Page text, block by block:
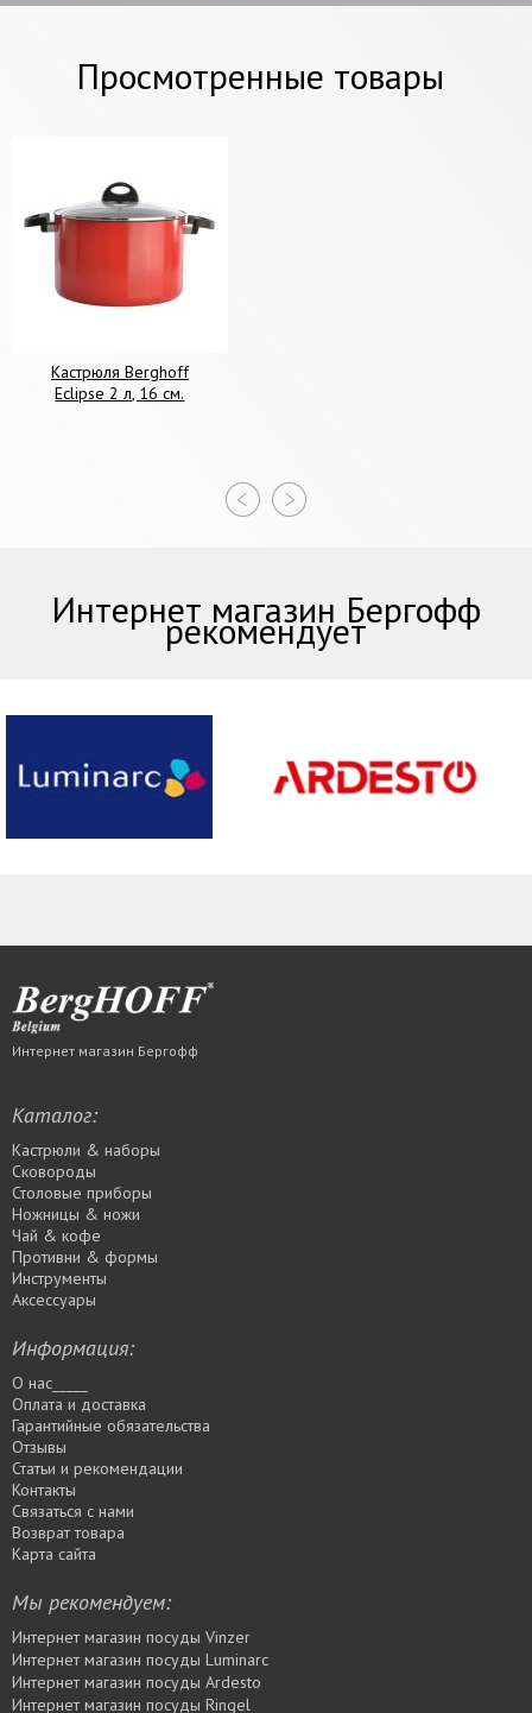
Просмотренные товары
Кастрюля Berghoff
Eclipse 2 л, 16 см.
Интернет магазин Бергофф
рекомендует
Интернет магазин Бергофф
Каталог:
Кастрюли & наборы
Сковороды
Столовые приборы
Ножницы & ножи
Чай & кофе
Противни & формы
Инструменты
Аксессуары
Информация:
О нас_____
Оплата и доставка
Гарантийные обязательства
Отзывы
Статьи и рекомендации
Контакты
Связаться с нами
Возврат товара
Карта сайта
Мы рекомендуем:
Интернет магазин посуды Vinzer
Интернет магазин посуды Luminarc
Интернет магазин посуды Ardesto
Интернет магазин посуды Rіngel